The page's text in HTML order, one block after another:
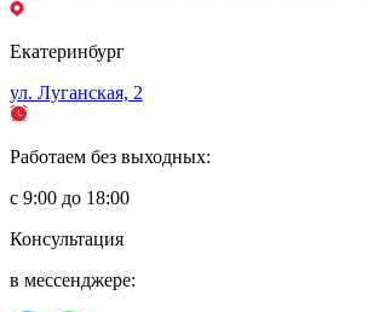
Екатеринбург
ул. Луганская, 2
Работаем без выходных:
с 9:00 до 18:00
Консультация
в мессенджере: